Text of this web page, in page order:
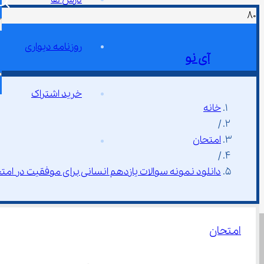
آی نو
روزنامه دیواری
خرید اشتراک
خانه
/
امتحان
/
دانلود نمونه سوالات یازدهم انسانی برای موفقیت در
امتحان